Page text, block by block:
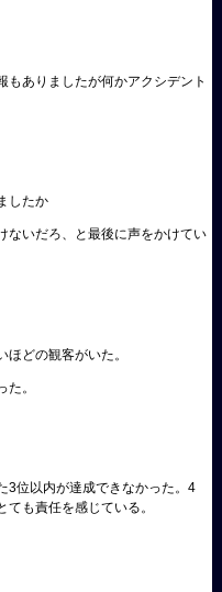
ありましたが何かアクシデント
したか
ないだろ、と最後に声をかけてい
どの観客がいた。
。
3位以内が達成できなかった。4
も責任を感じている。